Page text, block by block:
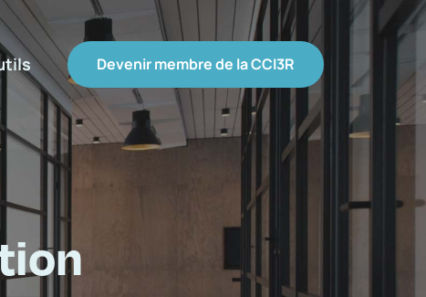
Devenir membre de la CCI3R